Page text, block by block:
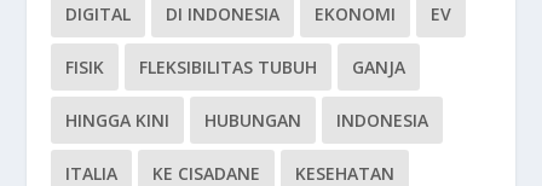
DIGITAL DI INDONESIA EKONOMI EV
FISIK FLEKSIBILITAS TUBUH GANJA
HINGGA KINI HUBUNGAN INDONESIA
ITALIA KE CISADANE KESEHATAN